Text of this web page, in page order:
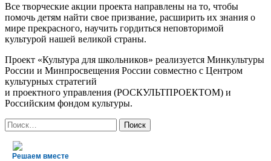
Все творческие акции проекта направлены на то, чтобы
помочь детям найти свое призвание, расширить их знания о
мире прекрасного, научить гордиться неповторимой
культурой нашей великой страны.
Проект «Культура для школьников» реализуется Минкультуры
России и Минпросвещения России совместно с Центром
культурных стратегий
и проектного управления (РОСКУЛЬТПРОЕКТОМ) и
Российским фондом культуры.
Найти:
Решаем вместе